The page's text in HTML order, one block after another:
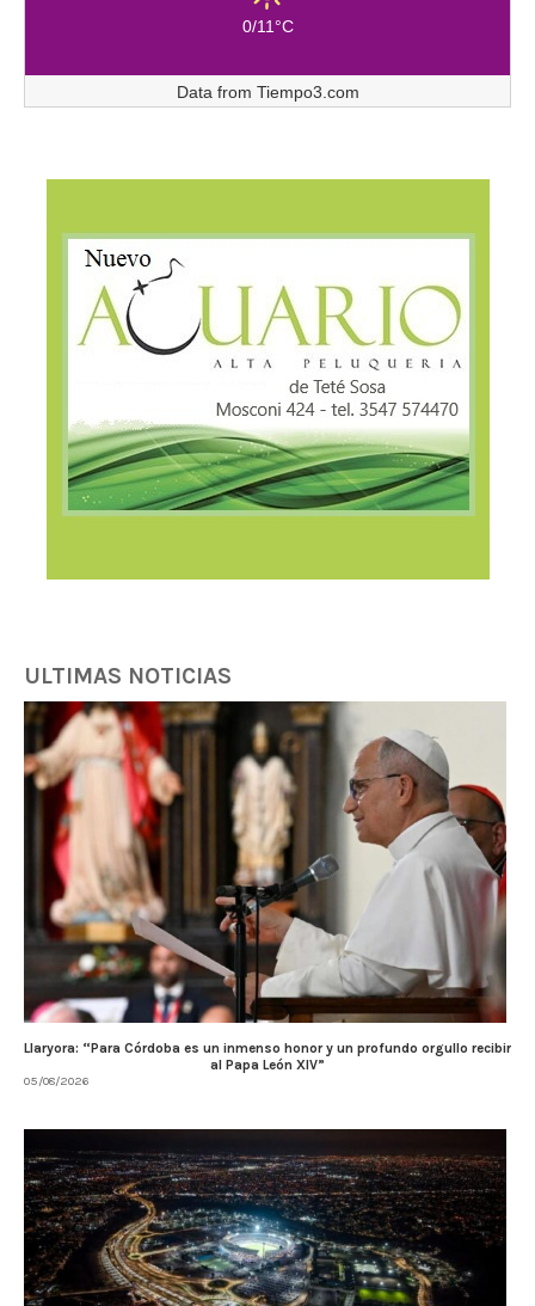
0/11°C
Data from Tiempo3.com
ULTIMAS NOTICIAS
Llaryora: “Para Córdoba es un inmenso honor y un profundo orgullo recibir
al Papa León XIV”
05/08/2026